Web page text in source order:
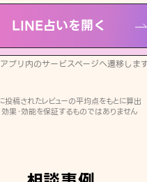
LINE占いを開く
プリ内のサービスページへ遷移しま
稿されたレビューの平均点をもとに算出
果・効能を保証するものではありません